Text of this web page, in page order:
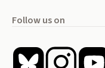
Follow us on